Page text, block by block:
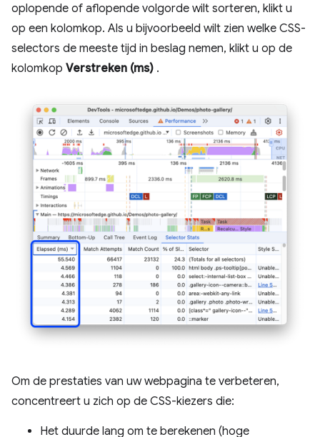
oplopende of aflopende volgorde wilt sorteren, klikt u
op een kolomkop. Als u bijvoorbeeld wilt zien welke CSS-
selectors de meeste tijd in beslag nemen, klikt u op de
kolomkop Verstreken (ms) .
Om de prestaties van uw webpagina te verbeteren,
concentreert u zich op de CSS-kiezers die:
Het duurde lang om te berekenen (hoge